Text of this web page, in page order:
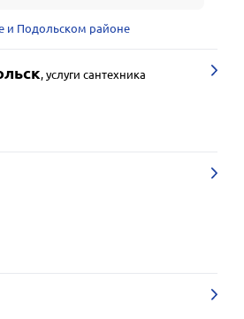
и Подольском районе
,услуги сантехника